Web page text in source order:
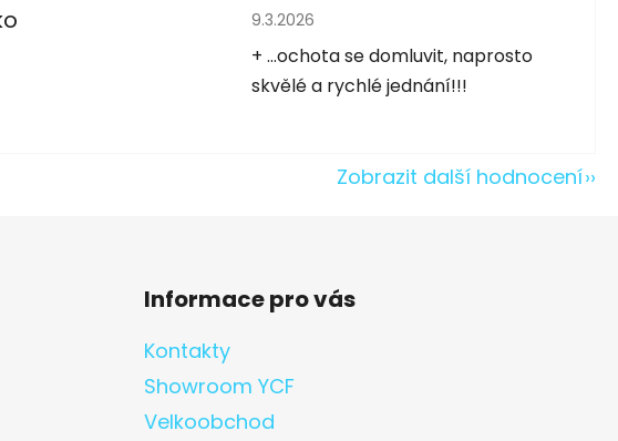
je 5 z 5 hvězdiček.
Hodnocení obchodu je 5 z 5 hvězdiček.
9.3.2026
+ ...ochota se domluvit, naprosto
skvělé a rychlé jednání!!!
Zobrazit další hodnocení
Informace pro vás
Kontakty
Showroom YCF
Velkoobchod